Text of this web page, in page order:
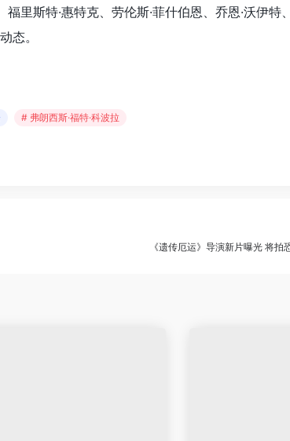
里斯特·惠特克、劳伦斯·菲什伯恩、乔恩·沃伊特
态。
# 弗朗西斯·福特·科波拉
《遗传厄运》导演新片曝光 将拍